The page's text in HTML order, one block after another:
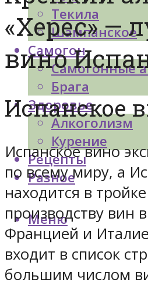
Текила
Шампанское
Самогон
Самогонные
Брага
Здоровье
Алкоголизм
Курение
Рецепты
Разное
Меню
«Херес» —
вино
Испанское
Испанское вино
по всему миру, а
находится в
производству вин
Францией и
входит в список
большим числом